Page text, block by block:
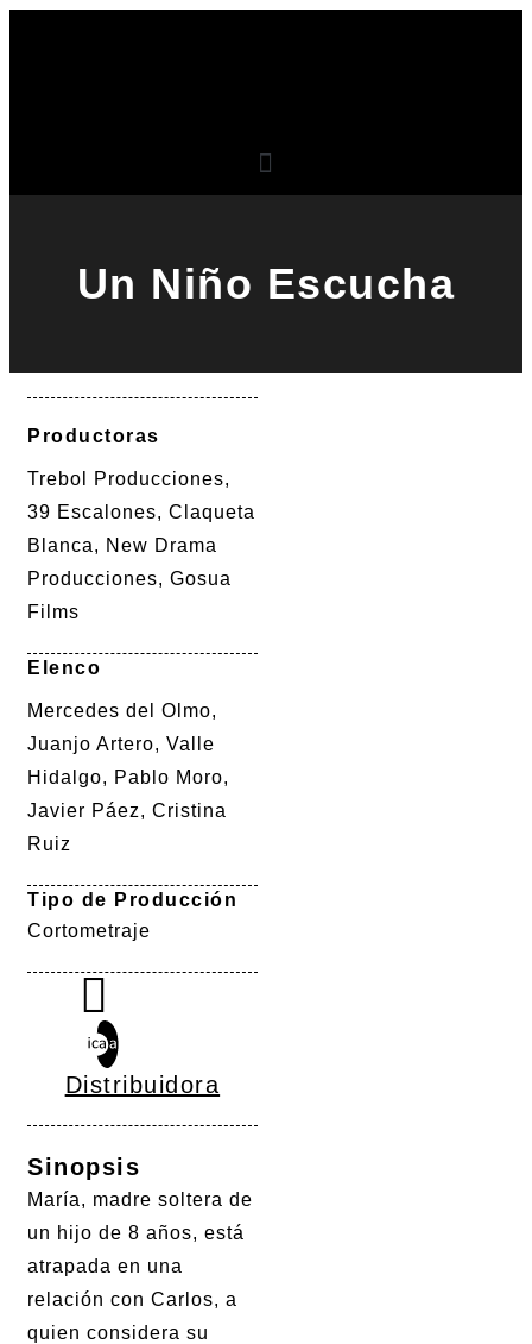
Un Niño Escucha
Productoras
Trebol Producciones,
39 Escalones, Claqueta
Blanca, New Drama
Producciones, Gosua
Films
Elenco
Mercedes del Olmo,
Juanjo Artero, Valle
Hidalgo, Pablo Moro,
Javier Páez, Cristina
Ruiz
Tipo de Producción
Cortometraje
Distribuidora
Sinopsis
María, madre soltera de
un hijo de 8 años, está
atrapada en una
relación con Carlos, a
quien considera su